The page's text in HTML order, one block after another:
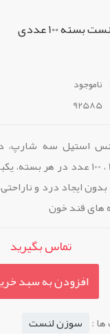
ناموجود
92585
استیل سه شارپ،
ظریف گیج 30 ، 100 عدد در هر
ایجاد درد و
های قند خون
تماس بگیرید
افزودن به سبد
: سوزن لنست